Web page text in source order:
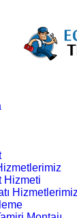
Hizmeti
Hizmetlerimiz